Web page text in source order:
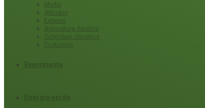
Mediu
Atitudini
Externe
Agricultura durabila
Schimbari climatice
Ecoturism